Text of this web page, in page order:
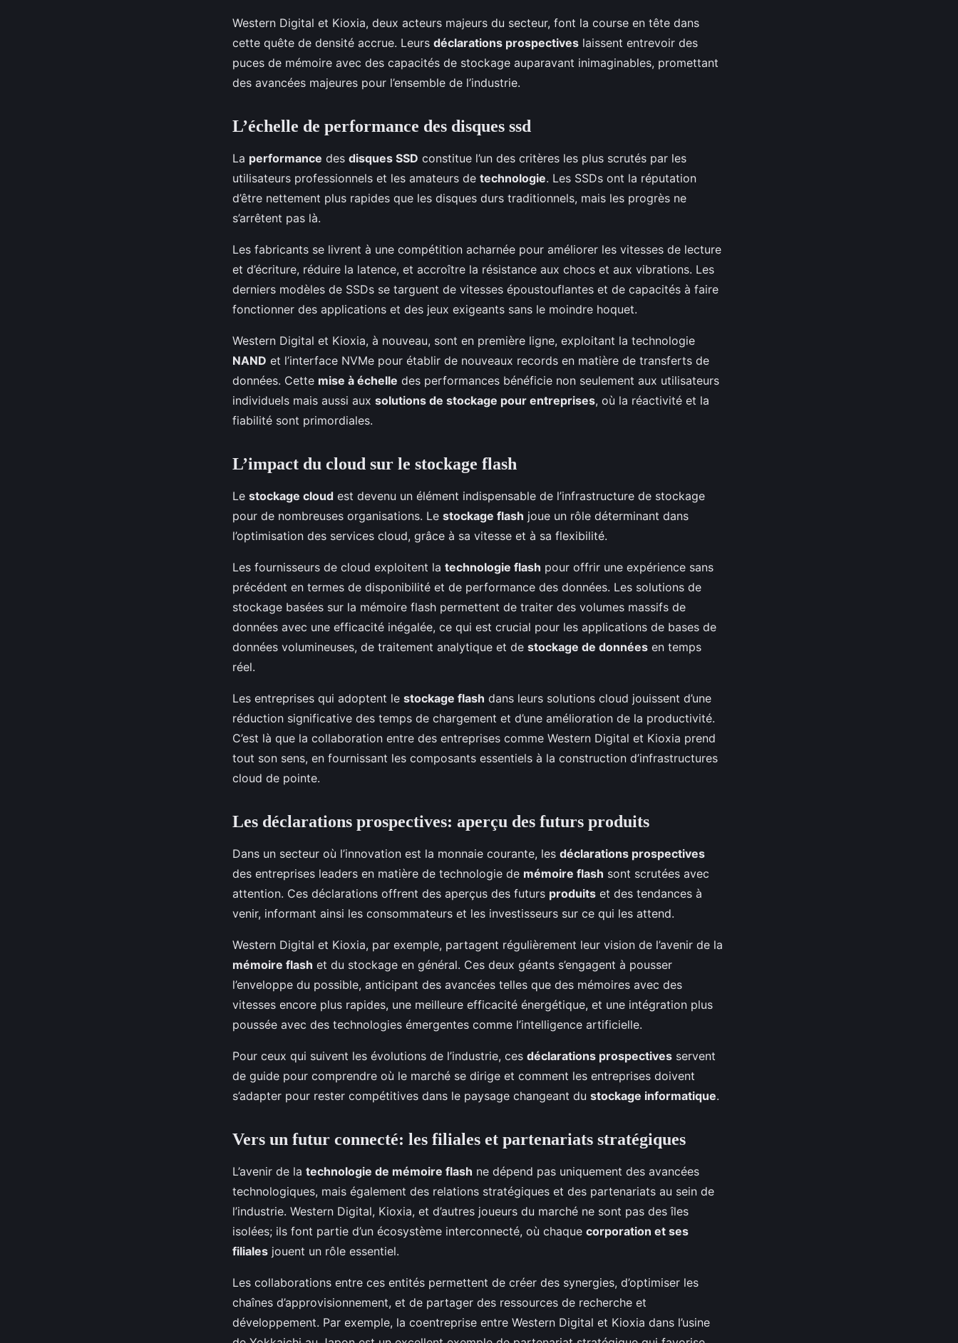
Western Digital et Kioxia, deux acteurs majeurs du secteur, font la course en tête dans
cette quête de densité accrue. Leurs déclarations prospectives laissent entrevoir des
puces de mémoire avec des capacités de stockage auparavant inimaginables, promettant
des avancées majeures pour l’ensemble de l’industrie.
L’échelle de performance des disques ssd
La performance des disques SSD constitue l’un des critères les plus scrutés par les
utilisateurs professionnels et les amateurs de technologie. Les SSDs ont la réputation
d’être nettement plus rapides que les disques durs traditionnels, mais les progrès ne
s’arrêtent pas là.
Les fabricants se livrent à une compétition acharnée pour améliorer les vitesses de lecture
et d’écriture, réduire la latence, et accroître la résistance aux chocs et aux vibrations. Les
derniers modèles de SSDs se targuent de vitesses époustouflantes et de capacités à faire
fonctionner des applications et des jeux exigeants sans le moindre hoquet.
Western Digital et Kioxia, à nouveau, sont en première ligne, exploitant la technologie
NAND et l’interface NVMe pour établir de nouveaux records en matière de transferts de
données. Cette mise à échelle des performances bénéficie non seulement aux utilisateurs
individuels mais aussi aux solutions de stockage pour entreprises, où la réactivité et la
fiabilité sont primordiales.
L’impact du cloud sur le stockage flash
Le stockage cloud est devenu un élément indispensable de l’infrastructure de stockage
pour de nombreuses organisations. Le stockage flash joue un rôle déterminant dans
l’optimisation des services cloud, grâce à sa vitesse et à sa flexibilité.
Les fournisseurs de cloud exploitent la technologie flash pour offrir une expérience sans
précédent en termes de disponibilité et de performance des données. Les solutions de
stockage basées sur la mémoire flash permettent de traiter des volumes massifs de
données avec une efficacité inégalée, ce qui est crucial pour les applications de bases de
données volumineuses, de traitement analytique et de stockage de données en temps
réel.
Les entreprises qui adoptent le stockage flash dans leurs solutions cloud jouissent d’une
réduction significative des temps de chargement et d’une amélioration de la productivité.
C’est là que la collaboration entre des entreprises comme Western Digital et Kioxia prend
tout son sens, en fournissant les composants essentiels à la construction d’infrastructures
cloud de pointe.
Les déclarations prospectives: aperçu des futurs produits
Dans un secteur où l’innovation est la monnaie courante, les déclarations prospectives
des entreprises leaders en matière de technologie de mémoire flash sont scrutées avec
attention. Ces déclarations offrent des aperçus des futurs produits et des tendances à
venir, informant ainsi les consommateurs et les investisseurs sur ce qui les attend.
Western Digital et Kioxia, par exemple, partagent régulièrement leur vision de l’avenir de la
mémoire flash et du stockage en général. Ces deux géants s’engagent à pousser
l’enveloppe du possible, anticipant des avancées telles que des mémoires avec des
vitesses encore plus rapides, une meilleure efficacité énergétique, et une intégration plus
poussée avec des technologies émergentes comme l’intelligence artificielle.
Pour ceux qui suivent les évolutions de l’industrie, ces déclarations prospectives servent
de guide pour comprendre où le marché se dirige et comment les entreprises doivent
s’adapter pour rester compétitives dans le paysage changeant du stockage informatique.
Vers un futur connecté: les filiales et partenariats stratégiques
L’avenir de la technologie de mémoire flash ne dépend pas uniquement des avancées
technologiques, mais également des relations stratégiques et des partenariats au sein de
l’industrie. Western Digital, Kioxia, et d’autres joueurs du marché ne sont pas des îles
isolées; ils font partie d’un écosystème interconnecté, où chaque corporation et ses
filiales jouent un rôle essentiel.
Les collaborations entre ces entités permettent de créer des synergies, d’optimiser les
chaînes d’approvisionnement, et de partager des ressources de recherche et
développement. Par exemple, la coentreprise entre Western Digital et Kioxia dans l’usine